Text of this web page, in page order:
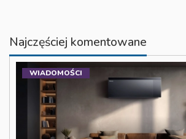
Najczęściej komentowane
WIADOMOŚCI